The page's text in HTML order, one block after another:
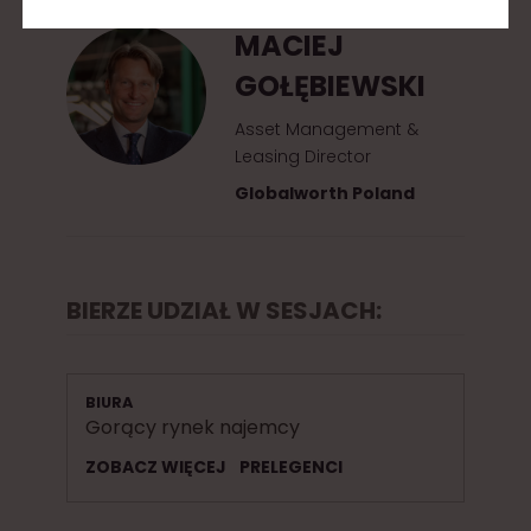
MACIEJ
GOŁĘBIEWSKI
Asset Management &
Leasing Director
Globalworth Poland
BIERZE UDZIAŁ W SESJACH:
BIURA
Gorący rynek najemcy
ZOBACZ WIĘCEJ PRELEGENCI